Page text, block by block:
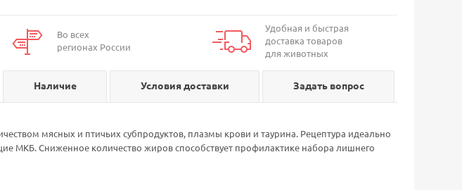
Во всех
регионах России
Удобная и быстрая
доставка товаров
для животных
Наличие Условия доставки Задать вопрос
мясных и птичьих субпродуктов, плазмы крови и таурина. Рецептура идеально
МКБ. Сниженное количество жиров способствует профилактике набора лишнего